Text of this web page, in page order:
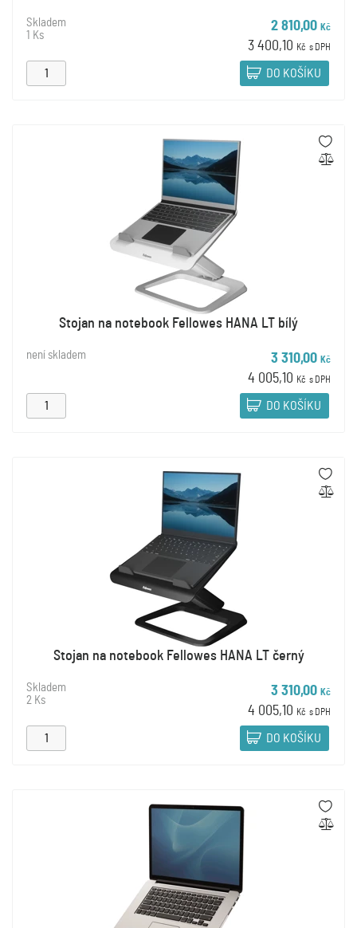
Skladem
1 Ks
2 810,00 Kč
3 400,10 Kč s DPH
DO KOŠÍKU
Stojan na notebook Fellowes HANA LT bílý
není skladem 3 310,00 Kč
4 005,10 Kč s DPH
DO KOŠÍKU
Stojan na notebook Fellowes HANA LT černý
Skladem
2 Ks
3 310,00 Kč
4 005,10 Kč s DPH
DO KOŠÍKU